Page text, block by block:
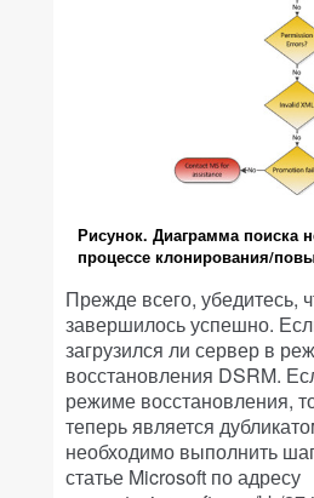
Рисунок. Диаграмма поиска
процессе клонирования/
Прежде всего, убедитесь,
завершилось успешно.
загрузился ли сервер в
восстановления DSRM.
режиме восстановления,
теперь является
необходимо выполнить
статье Microsoft по адресу